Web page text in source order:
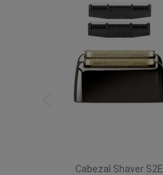
Cabezal Shaver S2E